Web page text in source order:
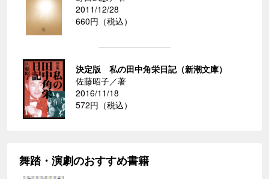
2011/12/28
660円（税込）
決定版 私の田中角栄日記（新潮文庫）
佐藤昭子／著
2016/11/18
572円（税込）
舞踏・演劇のおすすめ書籍